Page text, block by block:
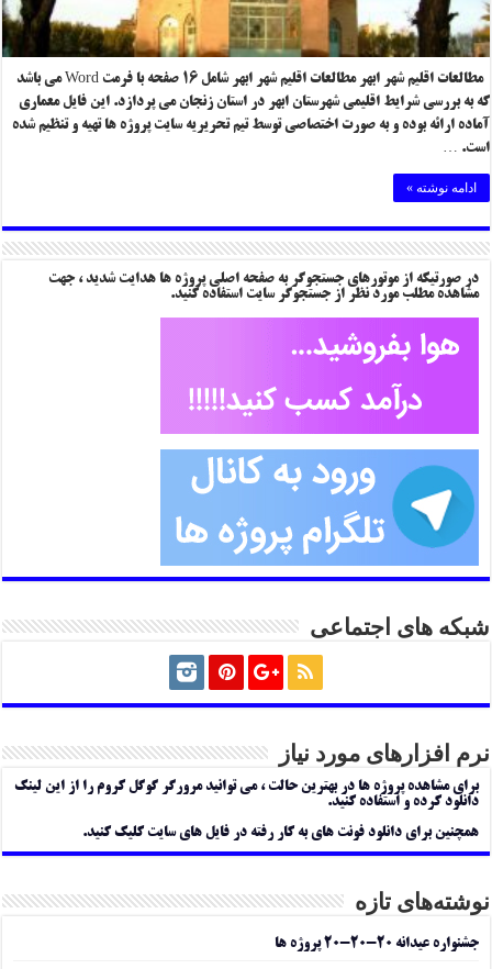
مطالعات اقلیم شهر ابهر مطالعات اقلیم شهر ابهر شامل ۱۶ صفحه با فرمت Word می باشد
که به بررسی شرایط اقلیمی شهرستان ابهر در استان زنجان می پردازد. این فایل معماری
آماده ارائه بوده و به صورت اختصاصی توسط تیم تحریریه سایت پروژه ها تهیه و تنظیم شده
است. …
ادامه نوشته »
در صورتیکه از موتورهای جستجوگر به صفحه اصلی پروژه ها هدایت شدید ، جهت
مشاهده مطلب مورد نظر از جستجوگر سایت استفاده کنید.
شبکه های اجتماعی
نرم افزارهای مورد نیاز
برای مشاهده پروژه ها در بهترین حالت ، می توانید مرورگر گوگل کروم را از این لینک
دانلود کرده و استفاده کنید.
همچنین برای دانلود فونت های به کار رفته در فایل های سایت کلیک کنید.
نوشته‌های تازه
جشنواره عیدانه ۲۰-۲۰-۲۰ پروژه ها